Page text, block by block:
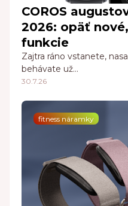
COROS
2026: opäť
funkcie
Zajtra ráno vstanete,
behávate už…
30.7.26
fitness náramky